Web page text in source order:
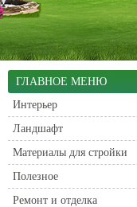
ГЛАВНОЕ МЕНЮ
Интерьер
Ландшафт
Материалы для стройки
Полезное
Ремонт и отделка